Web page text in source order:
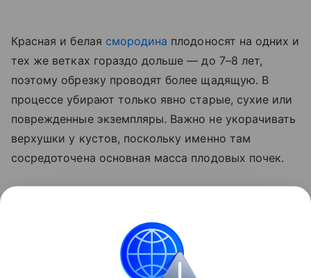
Красная и белая смородина плодоносят на одних и
тех же ветках гораздо дольше — до 7–8 лет,
поэтому обрезку проводят более щадящую. В
процессе убирают только явно старые, сухие или
поврежденные экземпляры. Важно не укорачивать
верхушки у кустов, поскольку именно там
сосредоточена основная масса плодовых почек.
кустам силы восстановиться и уйти в зиму